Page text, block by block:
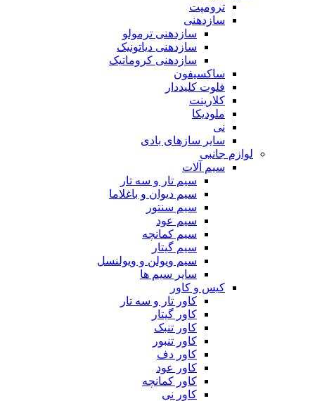
ترومپت
سازدهنی
سازدهنی ترمولو
سازدهنی دیاتونیک
سازدهنی کروماتیک
ساکسیفون
فلوت کلیددار
کلارینت
ملودیکا
نی
سایر سازهای بادی
لوازم جانبی
سیم آلات
سیم تار و سه تار
سیم دیوان و باغلاما
سیم سنتور
سیم عود
سیم کمانچه
سیم گیتار
سیم ویولن و ویولنسل
سایر سیم ها
کیس و کاور
کاور تار و سه تار
کاور گیتار
کاور تنبک
کاور تنبور
کاور دف
کاور عود
کاور کمانچه
کاور نی